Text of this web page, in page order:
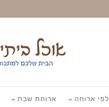
לפי ארוחה ארוחת שבת